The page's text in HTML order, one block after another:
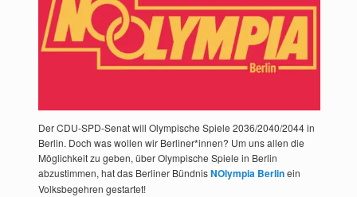
Der CDU-SPD-Senat will Olympische Spiele 2036/2040/2044 in
Berlin. Doch was wollen wir Berliner*innen? Um uns allen die
Möglichkeit zu geben, über Olympische Spiele in Berlin
abzustimmen, hat das Berliner BündnisNOlympia Berlinein
Volksbegehren gestartet!